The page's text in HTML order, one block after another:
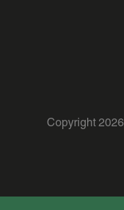
Copyright 2026